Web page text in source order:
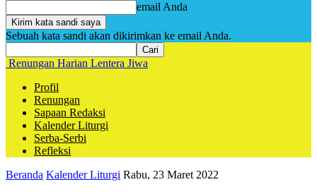
email Anda
Sebuah kata sandi akan dikirimkan ke email Anda.
Renungan Harian Lentera Jiwa
Profil
Renungan
Sapaan Redaksi
Kalender Liturgi
Serba-Serbi
Refleksi
Beranda Kalender Liturgi Rabu, 23 Maret 2022